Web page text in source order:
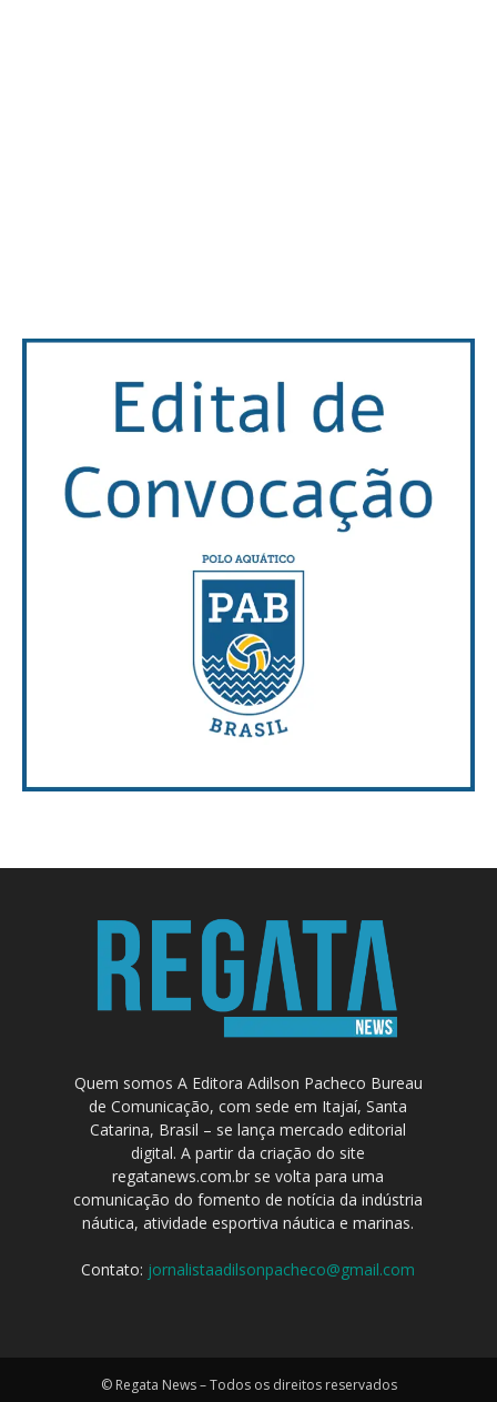
Quem somos A Editora Adilson Pacheco Bureau
de Comunicação, com sede em Itajaí, Santa
Catarina, Brasil – se lança mercado editorial
digital. A partir da criação do site
regatanews.com.br se volta para uma
comunicação do fomento de notícia da indústria
náutica, atividade esportiva náutica e marinas.
Contato: jornalistaadilsonpacheco@gmail.com
© Regata News – Todos os direitos reservados